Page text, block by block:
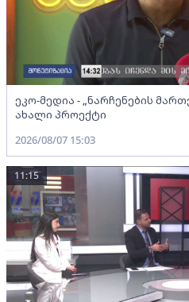
ეკო-მედია - „ნარჩენების
ახალი პროექტი
2026/08/07 15:03
11:15